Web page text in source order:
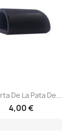
De La Pata De...
4,00 €